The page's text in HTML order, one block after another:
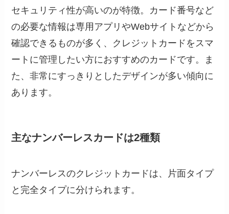
セキュリティ性が高いのが特徴。カード番号など
の必要な情報は専用アプリやWebサイトなどから
確認できるものが多く、クレジットカードをスマ
ートに管理したい方におすすめのカードです。ま
た、非常にすっきりとしたデザインが多い傾向に
あります。
主なナンバーレスカードは2種類
ナンバーレスのクレジットカードは、片面タイプ
と完全タイプに分けられます。